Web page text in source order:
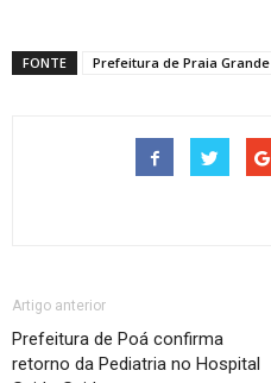
FONTE Prefeitura de Praia Grande
Artigo anterior
Prefeitura de Poá confirma
retorno da Pediatria no Hospital